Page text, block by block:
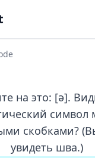
на это: [ə].
символ
скобками?
увидеть шва.)